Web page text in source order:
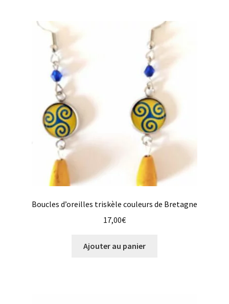
Boucles d’oreilles triskèle couleurs de Bretagne
17,00€
Ajouter au panier